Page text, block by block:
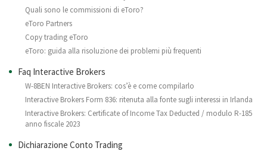
Quali sono le commissioni di eToro?
eToro Partners
Copy trading eToro
eToro: guida alla risoluzione dei problemi più frequenti
Faq Interactive Brokers
W-8BEN Interactive Brokers: cos’è e come compilarlo
Interactive Brokers Form 836: ritenuta alla fonte sugli interessi in Irlanda
Interactive Brokers: Certificate of Income Tax Deducted / modulo R-185
anno fiscale 2023
Dichiarazione Conto Trading